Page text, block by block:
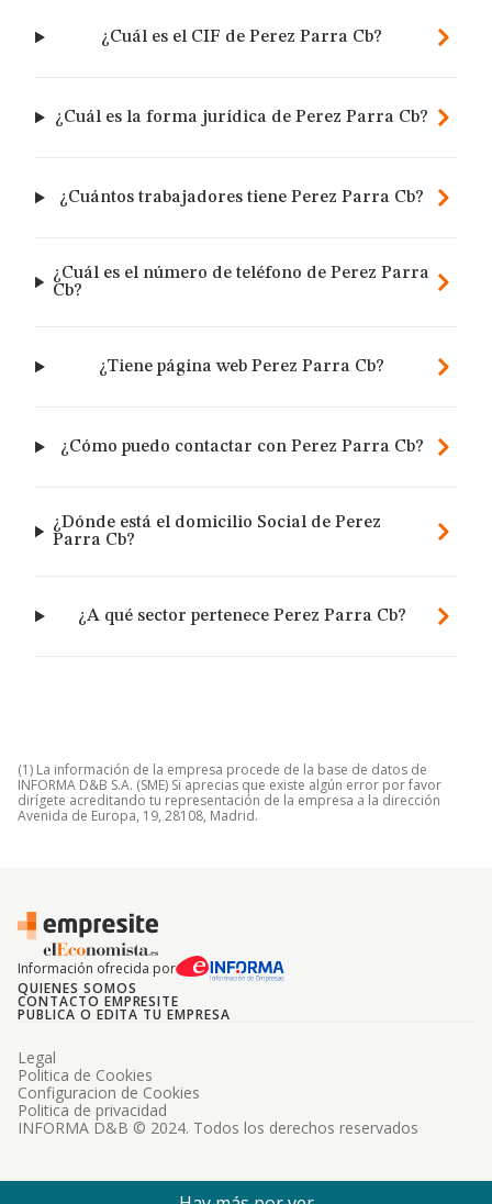
¿Cuál es el CIF de Perez Parra Cb?
¿Cuál es la forma jurídica de Perez Parra Cb?
¿Cuántos trabajadores tiene Perez Parra Cb?
¿Cuál es el número de teléfono de Perez Parra
Cb?
¿Tiene página web Perez Parra Cb?
¿Cómo puedo contactar con Perez Parra Cb?
¿Dónde está el domicilio Social de Perez
Parra Cb?
¿A qué sector pertenece Perez Parra Cb?
(1) La información de la empresa procede de la base de datos de
INFORMA D&B S.A. (SME) Si aprecias que existe algún error por favor
dirígete acreditando tu representación de la empresa a la dirección
Avenida de Europa, 19, 28108, Madrid.
Información ofrecida por
QUIENES SOMOS
CONTACTO EMPRESITE
PUBLICA O EDITA TU EMPRESA
INFORMA D&B © 2024. Todos los derechos reservados
Legal
Politica de Cookies
Configuracion de Cookies
Politica de privacidad